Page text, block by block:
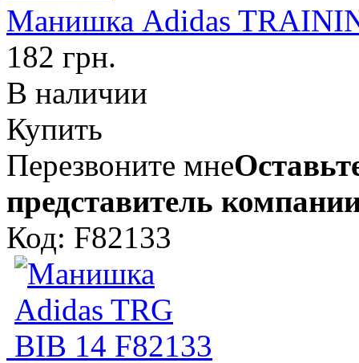
Манишка Adidas
182 грн.
В наличии
Купить
Перезвоните мне
представитель
Код: F82133